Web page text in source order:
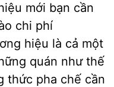
mới bạn cần
chi phí
hiệu là cả một
quán như thế
thức pha chế cần